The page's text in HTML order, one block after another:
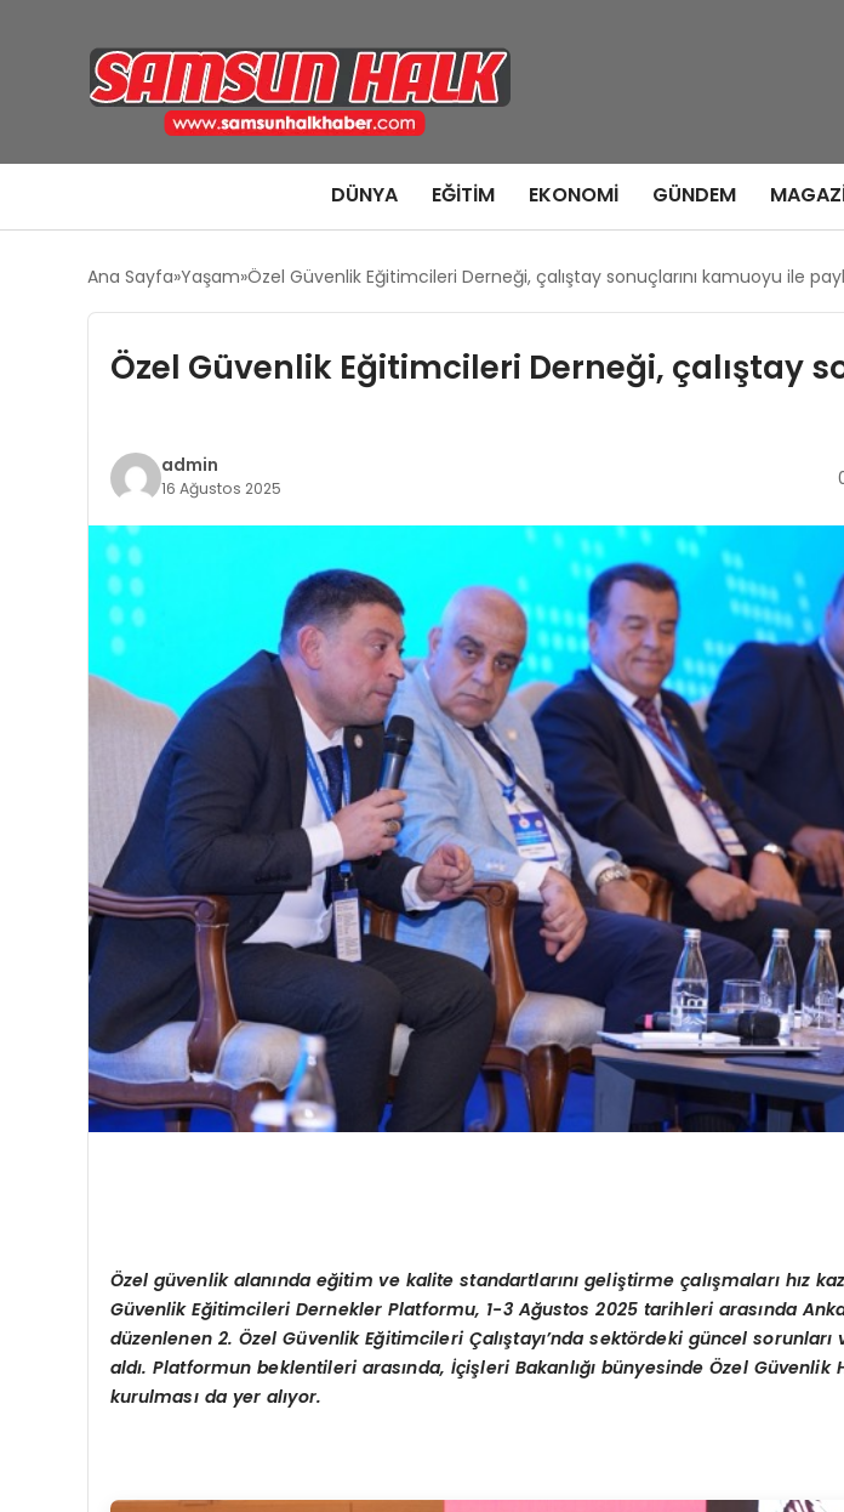
DÜNYA EĞITIM EKONOMI GÜNDEM
Ana Sayfa Yaşam Özel Güvenlik Eğitimcileri Derneği, çalıştay sonuçlarını kamuoyu ile
Özel Güvenlik Eğitimcileri Derneği, çalıştay
admin
16 Ağustos 2025
Özel güvenlik alanında eğitim ve kalite standartlarınıgeliştirme çalışmaları hız
Güvenlik Eğitimcileri Dernekler Platformu, 1-3 Ağustos 2025 tarihleri arasında
düzenlenen 2. Özel Güvenlik Eğitimcileri Çalıştayı’nda sektördeki güncel sorunları
aldı. Platformun beklentileri arasında, İçişleri Bakanlığı bünyesinde Özel
kurulması da yer alıyor.